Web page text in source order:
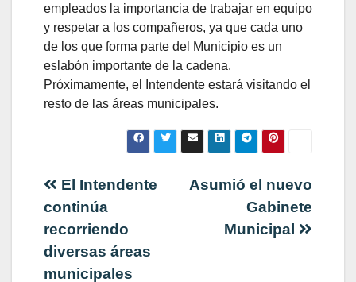
empleados la importancia de trabajar en equipo
y respetar a los compañeros, ya que cada uno
de los que forma parte del Municipio es un
eslabón importante de la cadena.
Próximamente, el Intendente estará visitando el
resto de las áreas municipales.
Navegación
de
entradas
Asumió el nuevo
Gabinete
Municipal
El Intendente
continúa
recorriendo
diversas áreas
municipales